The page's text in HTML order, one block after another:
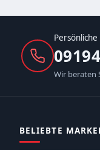
Wir beraten
BELIEBTE